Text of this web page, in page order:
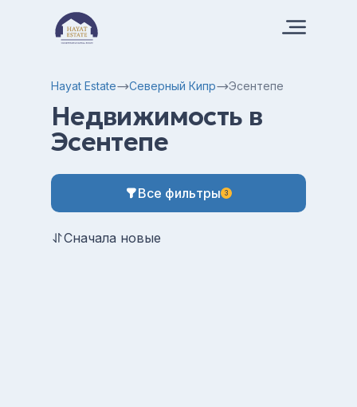
Hayat Estate Северный Кипр Эсентепе
Недвижимость в
Эсентепе
Все фильтры 3
Сначала новые